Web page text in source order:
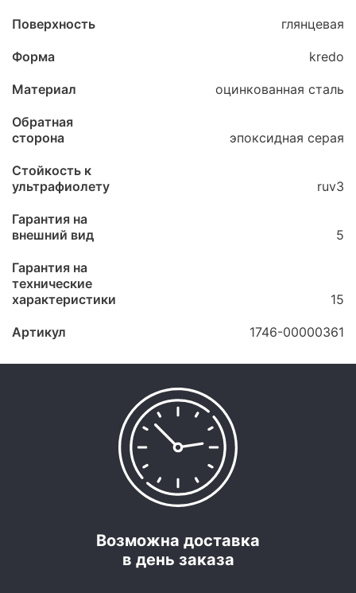
Поверхность глянцевая
Форма kredo
Материал оцинкованная сталь
Обратная
сторона
эпоксидная серая
Стойкость к
ультрафиолету
ruv3
Гарантия на
внешний вид
5
Гарантия на
технические
характеристики
15
Артикул 1746-00000361
Возможна доставка
в день заказа